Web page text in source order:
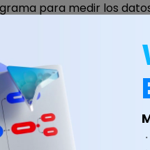
para medir los
para construir
tiempo y energía, ya
con